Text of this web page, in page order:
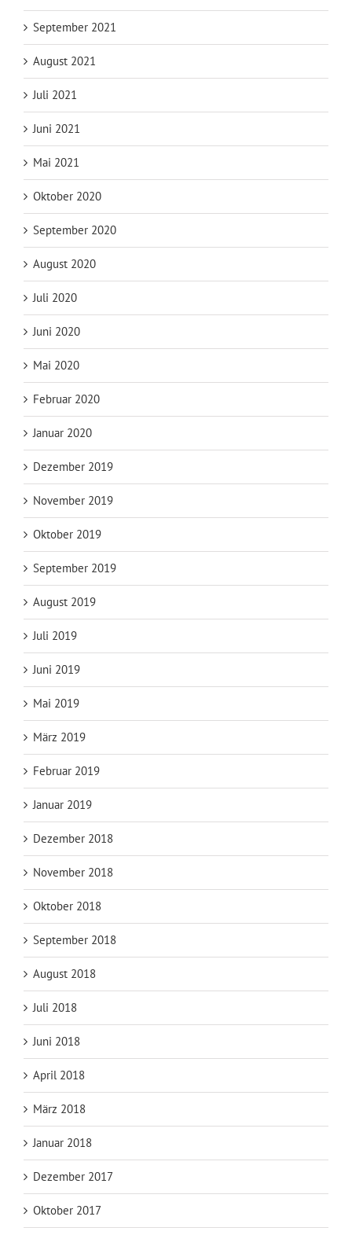
September 2021
August 2021
Juli 2021
Juni 2021
Mai 2021
Oktober 2020
September 2020
August 2020
Juli 2020
Juni 2020
Mai 2020
Februar 2020
Januar 2020
Dezember 2019
November 2019
Oktober 2019
September 2019
August 2019
Juli 2019
Juni 2019
Mai 2019
März 2019
Februar 2019
Januar 2019
Dezember 2018
November 2018
Oktober 2018
September 2018
August 2018
Juli 2018
Juni 2018
April 2018
März 2018
Januar 2018
Dezember 2017
Oktober 2017